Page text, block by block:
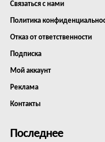
Связаться с нами
Политика
Отказ от ответственности
Подписка
Мой аккаунт
Реклама
Контакты
Последнее